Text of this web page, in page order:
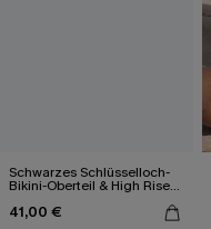
Schwarzes Schlüsselloch-
Bikini-Oberteil & High Rise
41,00 €